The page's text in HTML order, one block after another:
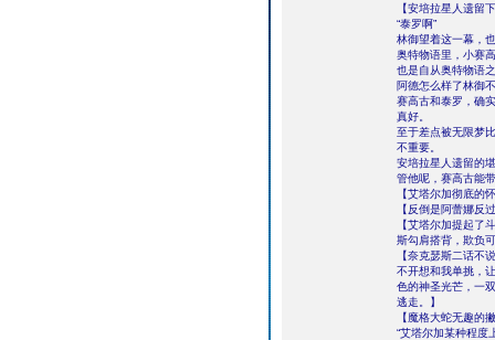
【安培拉星人遗留
“泰罗啊”
林御望着这一幕，
奥特物语里，小赛
也是自从奥特物语
阿德怎么样了林御
赛高古和泰罗，确
真好。
至于差点被无限梦
不重要。
安培拉星人遗留的
管他呢，赛高古能
【艾塔尔加彻底的
【反倒是阿蕾娜反
【艾塔尔加提起了
斯勾肩搭背，欺负
【奈克瑟斯二话不
不开想和我单挑，
色的神圣光芒，一
逃走。】
【魔格大蛇无趣的
“艾塔尔加某种程度